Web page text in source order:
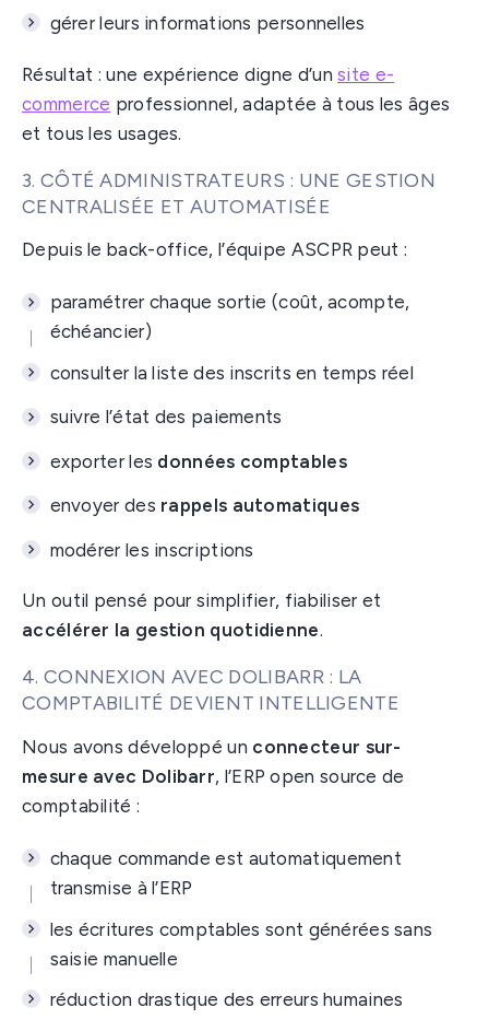
gérer leurs informations personnelles
Résultat : une expérience digne d’unsite e-
commerce professionnel, adaptée à tous les âges
et tous les usages.
3. CÔTÉ ADMINISTRATEURS : UNE GESTION
CENTRALISÉE ET AUTOMATISÉE
Depuis le back-office, l’équipe ASCPR peut :
paramétrer chaque sortie (coût, acompte,
échéancier)
consulter la liste des inscrits en temps réel
suivre l’état des paiements
exporter les données comptables
envoyer des rappels automatiques
modérer les inscriptions
Un outil pensé pour simplifier, fiabiliser et
accélérer la gestion quotidienne.
4. CONNEXION AVEC DOLIBARR : LA
COMPTABILITÉ DEVIENT INTELLIGENTE
Nous avons développé un connecteur sur-
mesure avec Dolibarr, l’ERP open source de
comptabilité :
chaque commande est automatiquement
transmise à l’ERP
les écritures comptables sont générées sans
saisie manuelle
réduction drastique des erreurs humaines